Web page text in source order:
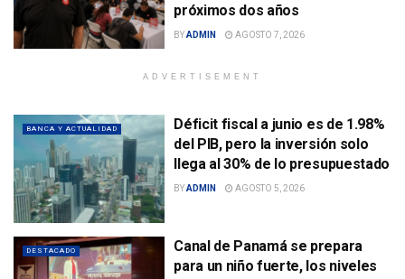
próximos dos años
BYADMIN AGOSTO 7, 2026
ADVERTISEMENT
BANCA Y ACTUALIDAD
Déficit fiscal a junio es de 1.98%
del PIB, pero la inversión solo
llega al 30% de lo presupuestado
BYADMIN AGOSTO 5, 2026
DESTACADO
Canal de Panamá se prepara
para un niño fuerte, los niveles